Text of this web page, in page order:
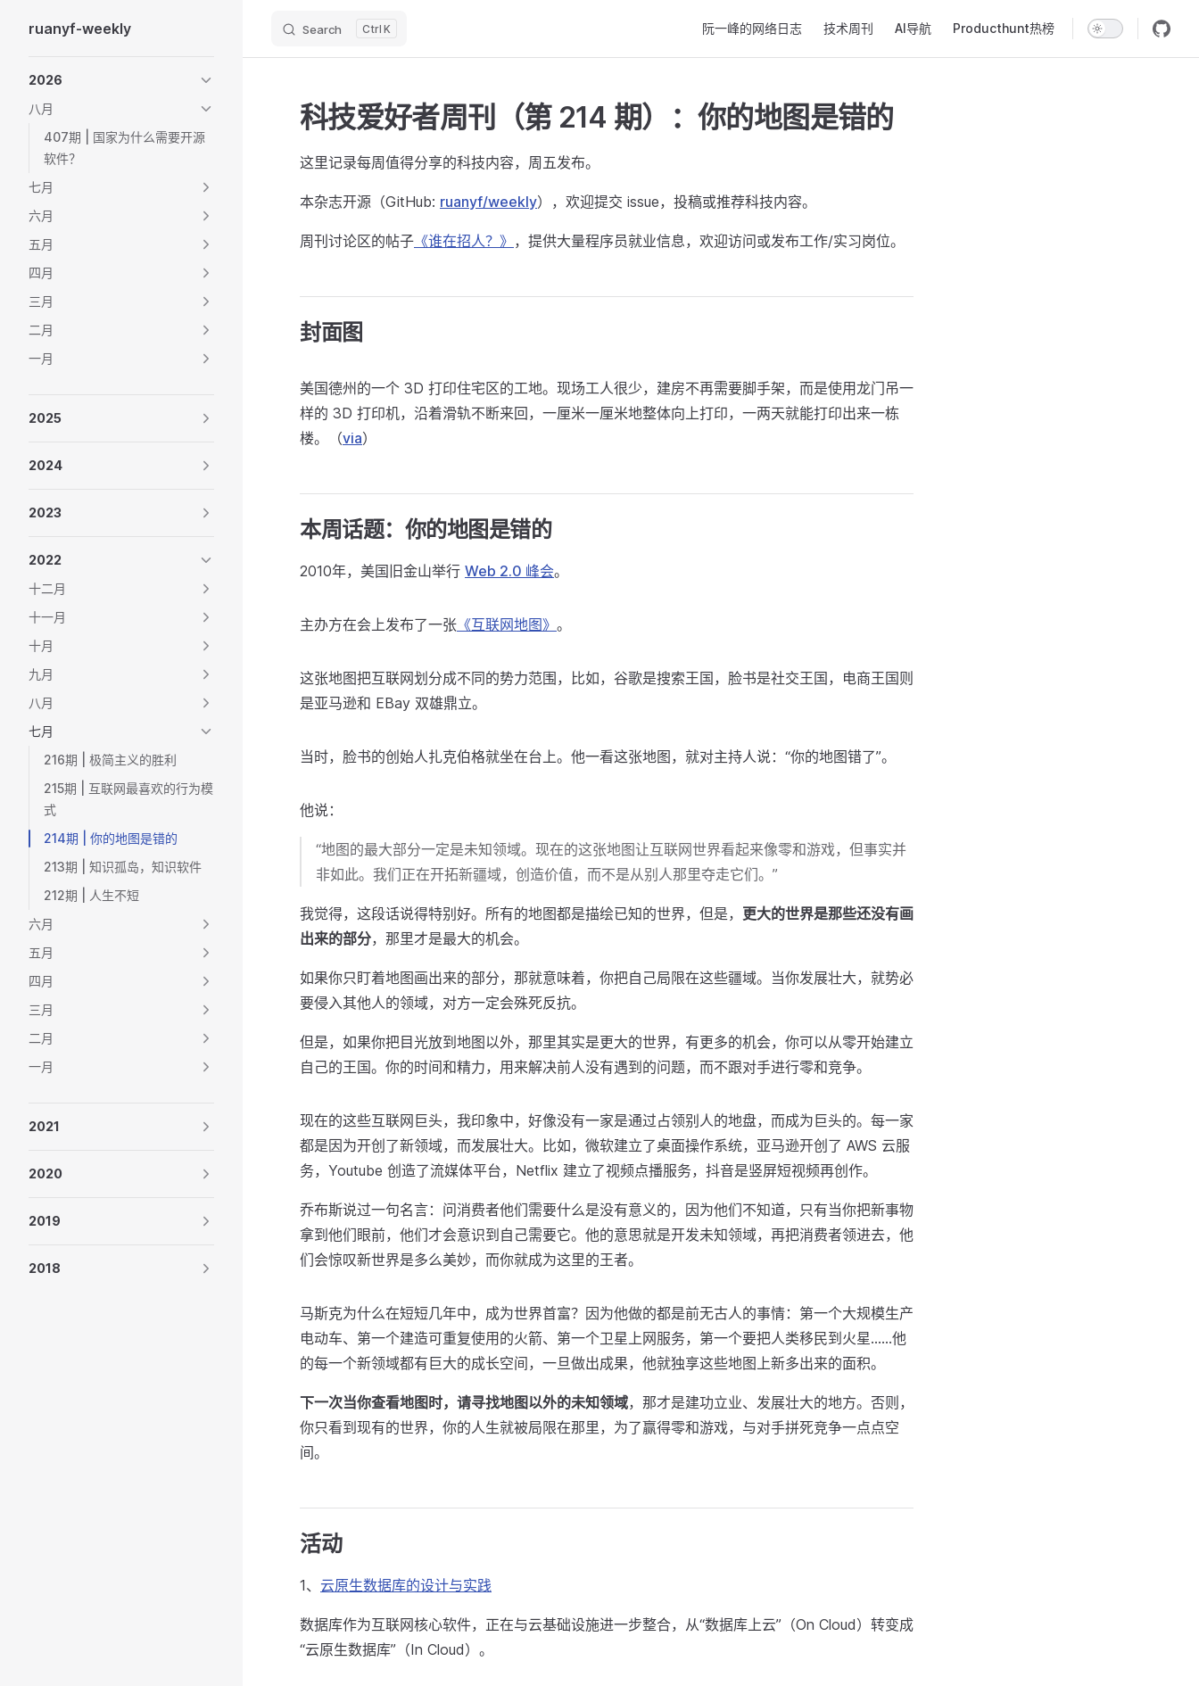
Skip to content
ruanyf-weekly Search K 阮一峰的网络日志 技术周刊 AI导航 Producthunt热榜
2026
八月
407期 | 国家为什么需要开源
软件？
七月
六月
五月
四月
三月
二月
一月
2025
2024
2023
2022
十二月
十一月
十月
九月
八月
七月
216期 | 极简主义的胜利
215期 | 互联网最喜欢的行为模
式
214期 | 你的地图是错的
213期 | 知识孤岛，知识软件
212期 | 人生不短
六月
五月
四月
三月
二月
一月
2021
2020
2019
2018
科技爱好者周刊（第 214 期）：你的地图是错的
这里记录每周值得分享的科技内容，周五发布。
本杂志开源（GitHub: ruanyf/weekly），欢迎提交 issue，投稿或推荐科技内容。
周刊讨论区的帖子 《谁在招人？》 ，提供大量程序员就业信息，欢迎访问或发布工作/实习岗位。
封面图
美国德州的一个 3D 打印住宅区的工地。现场工人很少，建房不再需要脚手架，而是使用龙门吊一
样的 3D 打印机，沿着滑轨不断来回，一厘米一厘米地整体向上打印，一两天就能打印出来一栋
楼。（via）
本周话题：你的地图是错的
2010年，美国旧金山举行 Web 2.0 峰会。
主办方在会上发布了一张 《互联网地图》 。
这张地图把互联网划分成不同的势力范围，比如，谷歌是搜索王国，脸书是社交王国，电商王国则
是亚马逊和 EBay 双雄鼎立。
当时，脸书的创始人扎克伯格就坐在台上。他一看这张地图，就对主持人说：“你的地图错了”。
他说：
“地图的最大部分一定是未知领域。现在的这张地图让互联网世界看起来像零和游戏，但事实并
非如此。我们正在开拓新疆域，创造价值，而不是从别人那里夺走它们。”
我觉得，这段话说得特别好。所有的地图都是描绘已知的世界，但是， 更大的世界是那些还没有画
出来的部分，那里才是最大的机会。
如果你只盯着地图画出来的部分，那就意味着，你把自己局限在这些疆域。当你发展壮大，就势必
要侵入其他人的领域，对方一定会殊死反抗。
但是，如果你把目光放到地图以外，那里其实是更大的世界，有更多的机会，你可以从零开始建立
自己的王国。你的时间和精力，用来解决前人没有遇到的问题，而不跟对手进行零和竞争。
现在的这些互联网巨头，我印象中，好像没有一家是通过占领别人的地盘，而成为巨头的。每一家
都是因为开创了新领域，而发展壮大。比如，微软建立了桌面操作系统，亚马逊开创了 AWS 云服
务，Youtube 创造了流媒体平台，Netflix 建立了视频点播服务，抖音是竖屏短视频再创作。
乔布斯说过一句名言：问消费者他们需要什么是没有意义的，因为他们不知道，只有当你把新事物
拿到他们眼前，他们才会意识到自己需要它。他的意思就是开发未知领域，再把消费者领进去，他
们会惊叹新世界是多么美妙，而你就成为这里的王者。
马斯克为什么在短短几年中，成为世界首富？因为他做的都是前无古人的事情：第一个大规模生产
电动车、第一个建造可重复使用的火箭、第一个卫星上网服务，第一个要把人类移民到火星……他
的每一个新领域都有巨大的成长空间，一旦做出成果，他就独享这些地图上新多出来的面积。
下一次当你查看地图时，请寻找地图以外的未知领域，那才是建功立业、发展壮大的地方。否则，
你只看到现有的世界，你的人生就被局限在那里，为了赢得零和游戏，与对手拼死竞争一点点空
间。
活动
1、 云原生数据库的设计与实践
数据库作为互联网核心软件，正在与云基础设施进一步整合，从“数据库上云”（On Cloud）转变成
“云原生数据库”（In Cloud）。